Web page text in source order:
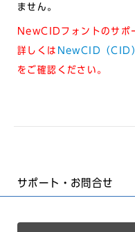
ません。
NewCIDフォントのサポ
詳しくは NewCID（CID
をご確認ください。
サポート・お問合せ